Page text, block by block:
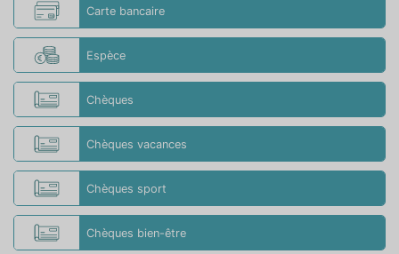
Carte bancaire
Espèce
Chèques
Chèques vacances
Chèques sport
Chèques bien-être